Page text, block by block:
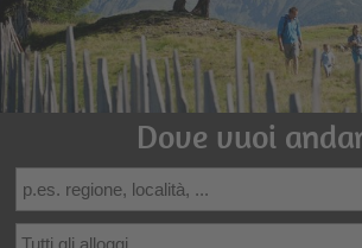
Dove vuoi